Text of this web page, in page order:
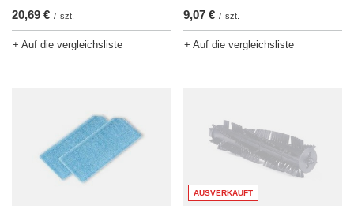
20,69 € / szt.
+ Auf die vergleichsliste
9,07 € / szt.
+ Auf die vergleichsliste
AUSVERKAUFT